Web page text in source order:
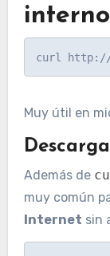
interno
Muy útil en
Además de
muy común
Internet sin